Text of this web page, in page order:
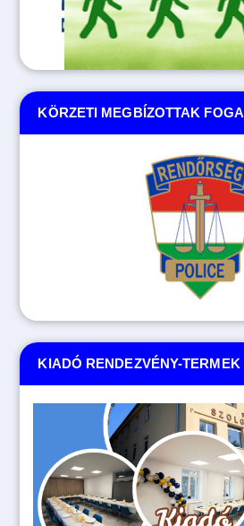
KIADÓ RENDEZVÉNY-TERMEK
KÖRZETI MEGBÍZOTTAK